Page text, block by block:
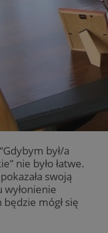
był/a
nie było łatwe.
swoją
wyłonienie
mógł się